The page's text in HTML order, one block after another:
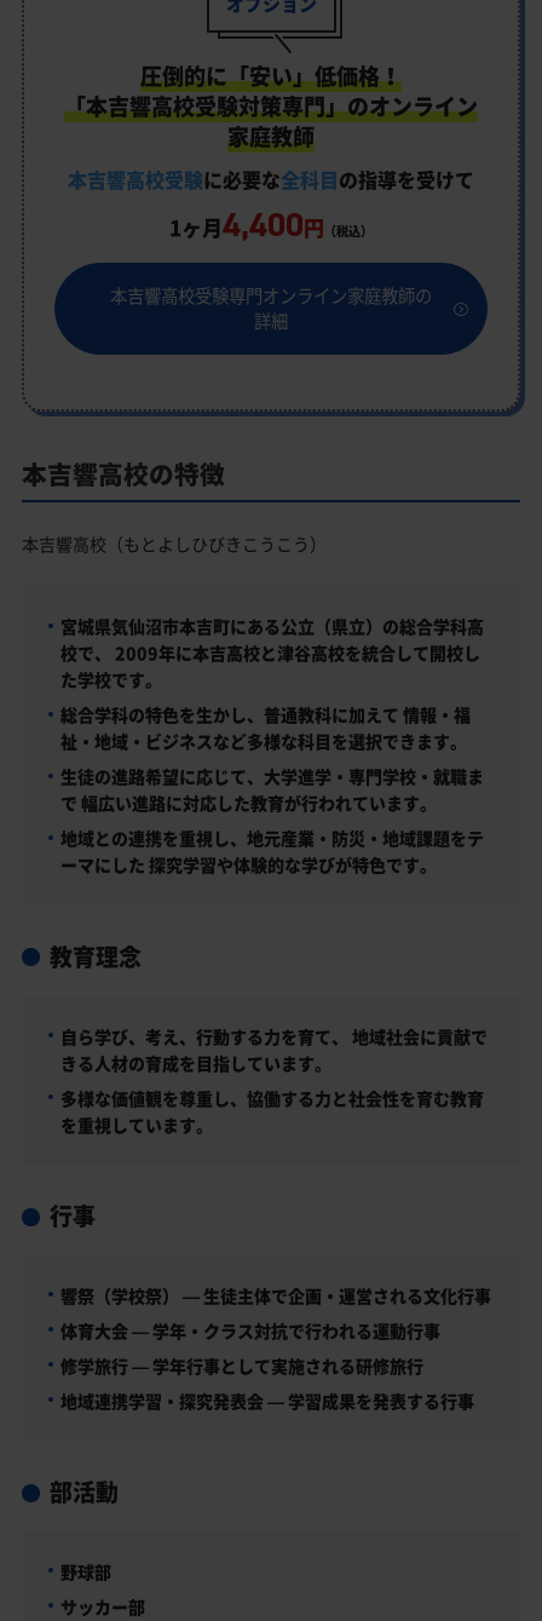
圧倒的に「安い」低価格！
「本吉響高校受験対策専門」のオンライン
家庭教師
本吉響高校受験に必要な全科目の指導を受けて
1ヶ月4,400円 （税込）
本吉響高校受験専門オンライン家庭教師の
詳細
本吉響高校の特徴
本吉響高校（もとよしひびきこうこう）
宮城県気仙沼市本吉町にある公立（県立）の総合学科高
校で、 2009年に本吉高校と津谷高校を統合して開校し
た学校です。
総合学科の特色を生かし、普通教科に加えて 情報・福
祉・地域・ビジネスなど多様な科目を選択できます。
生徒の進路希望に応じて、大学進学・専門学校・就職ま
で 幅広い進路に対応した教育が行われています。
地域との連携を重視し、地元産業・防災・地域課題をテ
ーマにした 探究学習や体験的な学びが特色です。
教育理念
自ら学び、考え、行動する力を育て、 地域社会に貢献で
きる人材の育成を目指しています。
多様な価値観を尊重し、協働する力と社会性を育む教育
を重視しています。
行事
響祭（学校祭） — 生徒主体で企画・運営される文化行事
体育大会 — 学年・クラス対抗で行われる運動行事
修学旅行 — 学年行事として実施される研修旅行
地域連携学習・探究発表会 — 学習成果を発表する行事
部活動
野球部
サッカー部